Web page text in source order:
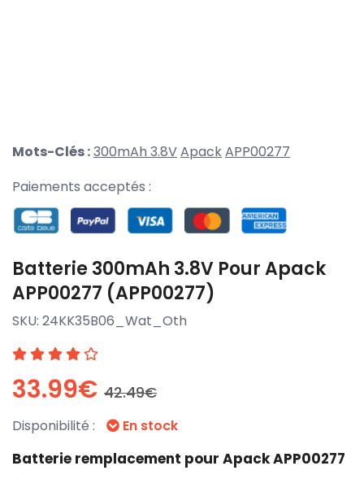
Mots-Clés :300mAh 3.8VApackAPP00277
Paiements acceptés :
Batterie 300mAh 3.8V Pour Apack
APP00277 (APP00277)
SKU: 24KK35B06_Wat_Oth
33.99€ 42.49€
Disponibilité : En stock
Batterie remplacement pour Apack APP00277